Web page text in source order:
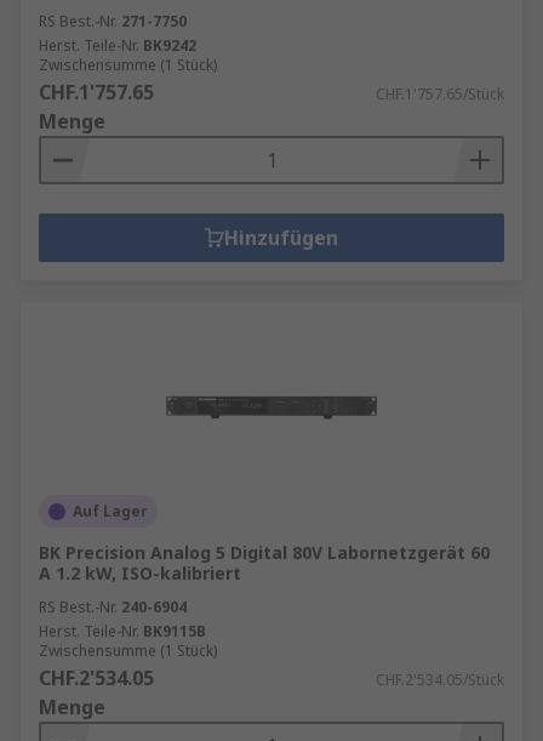
RS Best.-Nr. 271-7750
Herst. Teile-Nr. BK9242
Zwischensumme (1 Stück)
CHF.1'757.65 CHF.1'757.65/Stück
Menge
Hinzufügen
Auf Lager
BK Precision Analog 5 Digital 80V Labornetzgerät 60
A 1.2 kW, ISO-kalibriert
RS Best.-Nr. 240-6904
Herst. Teile-Nr. BK9115B
Zwischensumme (1 Stück)
CHF.2'534.05 CHF.2'534.05/Stück
Menge